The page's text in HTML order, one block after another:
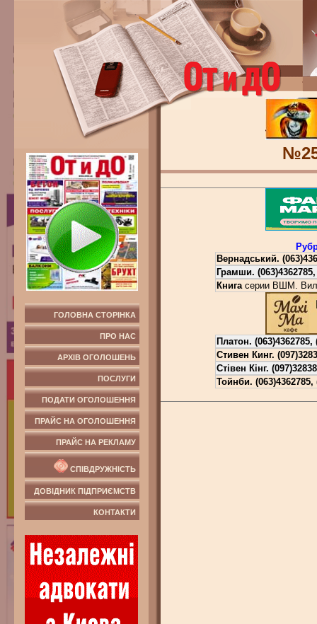
ГОЛОВНА СТОРІНКА
ПРО НАС
АРХІВ ОГОЛОШЕНЬ
ПОСЛУГИ
ПОДАТИ ОГОЛОШЕННЯ
ПРАЙС НА ОГОЛОШЕННЯ
ПРАЙС НА РЕКЛАМУ
СПІВДРУЖНІСТЬ
ДОВІДНИК ПІДПРИЄМСТВ
КОНТАКТИ
Вернадський.
Грамши.
Книгасерии ВШМ.
Платон. (063)4362785,
Стивен Кинг.
Стівен Кінг.
Тойнби. (063)4362785,